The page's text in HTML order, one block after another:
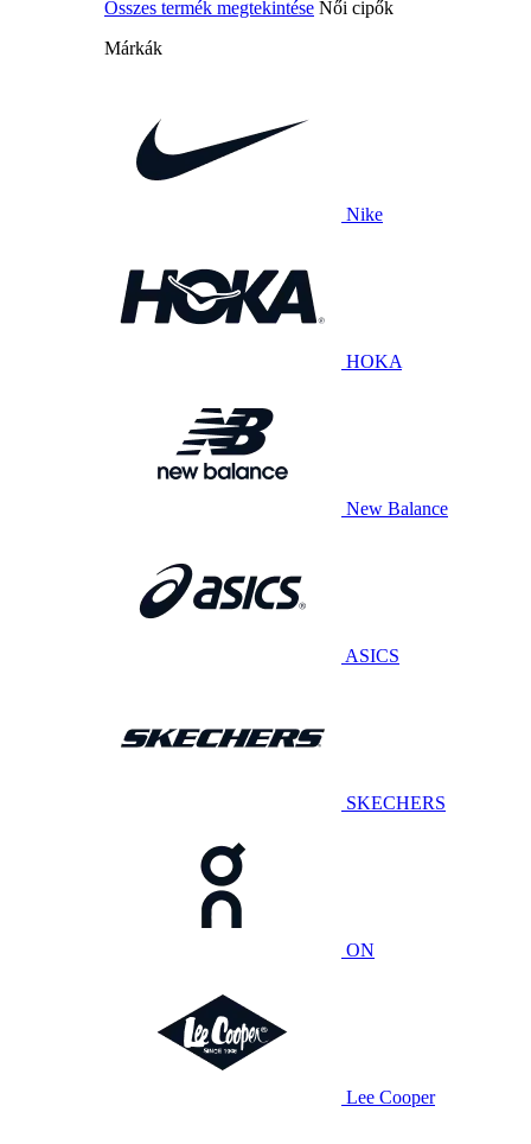
Összes termék megtekintése Női cipők
Márkák
Nike
HOKA
New Balance
ASICS
SKECHERS
ON
Lee Cooper